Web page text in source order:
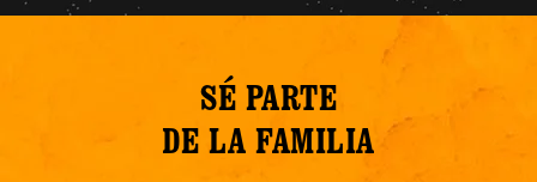
SÉ PARTE
DE LA FAMILIA